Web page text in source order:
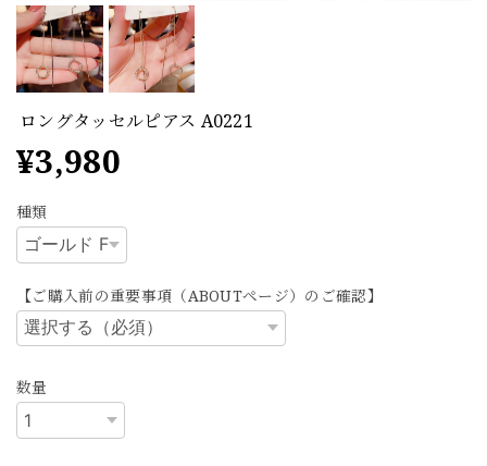
ロングタッセルピアス A0221
¥3,980
種類
【ご購入前の重要事項（ABOUTページ）のご確認】
数量